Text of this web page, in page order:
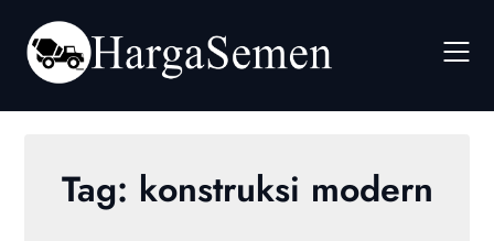
content
Tag: konstruksi modern